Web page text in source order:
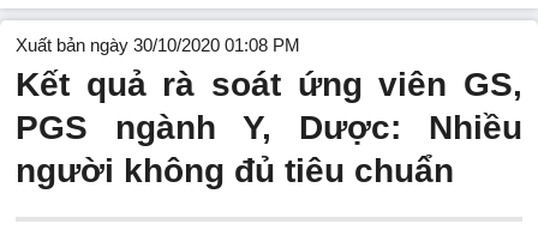
Xuất bản ngày 30/10/2020 01:08 PM
Kết quả rà soát ứng viên GS,
PGS ngành Y, Dược: Nhiều
người không đủ tiêu chuẩn